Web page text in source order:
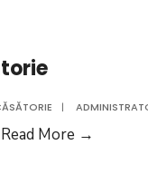
VLĂDUȚ
și
RIZEA
ANDRA
din
09.10.2025
|
Read More →